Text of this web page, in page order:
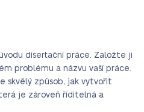
disertační práce. Založte ji
problému a názvu vaší práce.
skvělý způsob, jak vytvořit
je zároveň říditelná a